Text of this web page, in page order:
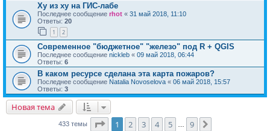
Ху из ху на ГИС-лабе
Последнее сообщение rhot « 31 май 2018, 11:10
Ответы: 20
1 2
Современное "бюджетное" "железо" под R + QGIS
Последнее сообщение nickleb « 09 май 2018, 06:44
Ответы: 6
В каком ресурсе сделана эта карта пожаров?
Последнее сообщение Natalia Novoselova « 06 май 2018, 15:57
Ответы: 3
Новая тема
433 темы Страница1 из
1 2 3 4 5 9